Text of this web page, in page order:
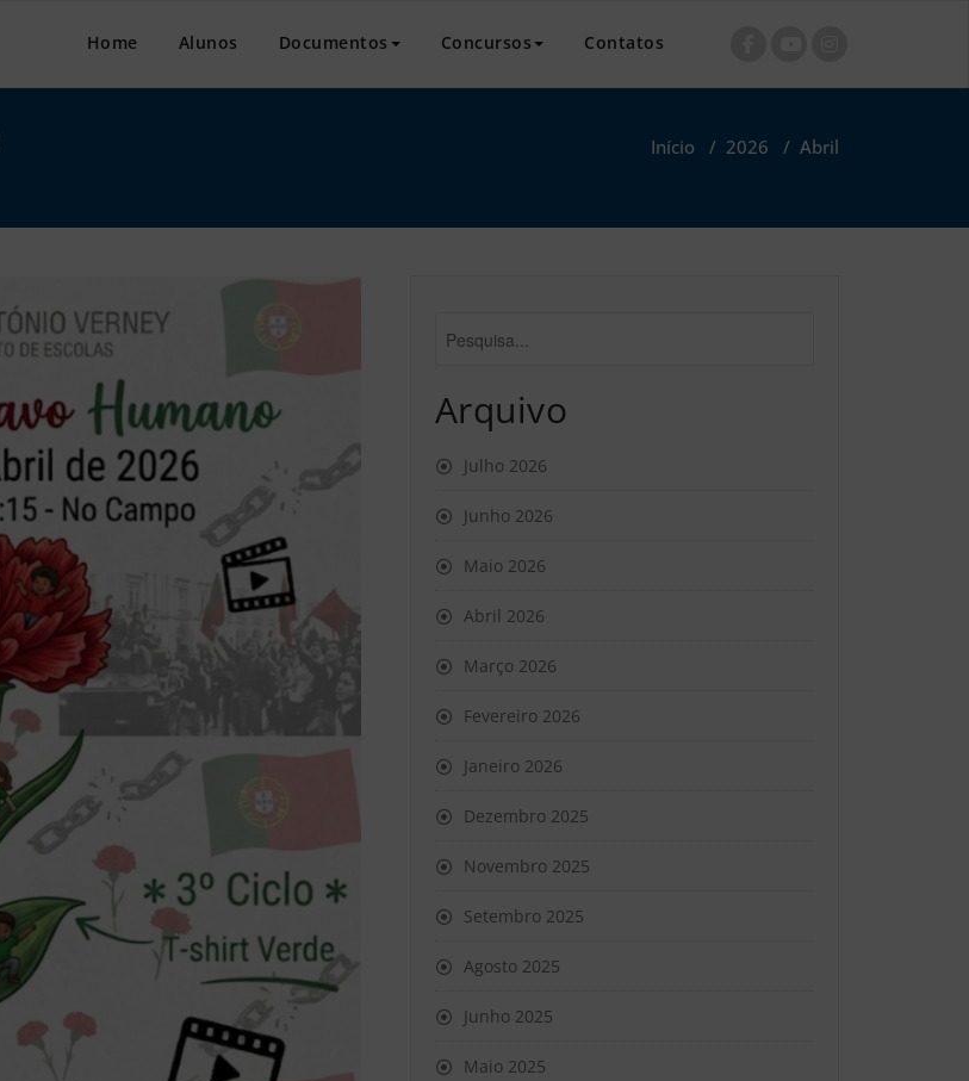
Agrupamento de Escolas Luís António Verney
Home Alunos Documentos Concursos Contatos
Início / 2026 / Abril
Arquivo
Julho 2026
Junho 2026
Maio 2026
Abril 2026
Março 2026
Fevereiro 2026
Janeiro 2026
Dezembro 2025
Novembro 2025
Setembro 2025
Agosto 2025
Junho 2025
Maio 2025